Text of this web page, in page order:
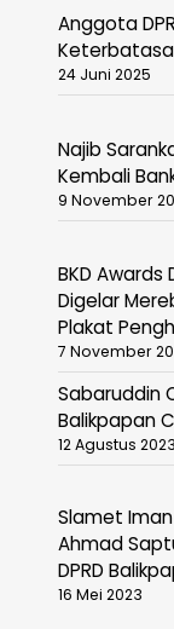
Anggota
24 Juni 2025
Najib
Kembali
9 November
BKD Awards
Digelar
Plakat
7 November
Sabaruddin
Balikpapan
12 Agustus 2023
Slamet
Ahmad
DPRD
16 Mei 2023